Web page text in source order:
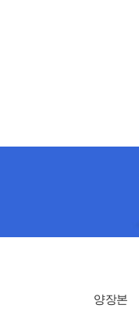
양장본